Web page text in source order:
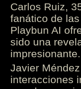
Carlos Ruiz,
fanático de
Playbun AI
sido una
Javier
interacciones